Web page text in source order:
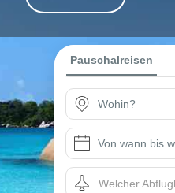
Pauschalreisen
Welcher